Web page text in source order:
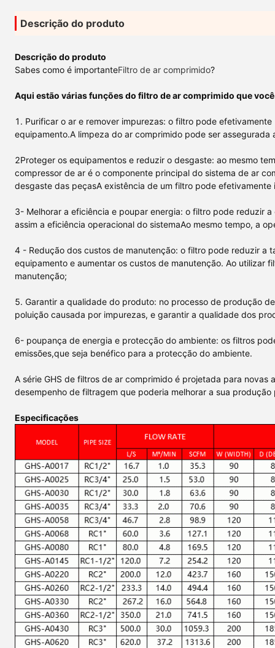
Descrição do produto
Descrição do produto
Sabes como é importanteFiltro de ar comprimido?
Aqui estão várias funções do filtro de ar comprimido que
1. Purificar o ar e remover impurezas: o filtro pode
equipamento.A limpeza do ar comprimido pode ser
2Proteger os equipamentos e reduzir o desgaste: ao mesmo
compressor de ar é o componente principal do sistema de ar
desgaste das peçasA existência de um filtro pode
3- Melhorar a eficiência e poupar energia: o filtro pode reduzir
assim a eficiência operacional do sistemaAo mesmo tempo, a
4 - Redução dos custos de manutenção: o filtro pode reduzir a
equipamento e aumentar os custos de manutenção. Ao utilizar
manutenção;
5. Garantir a qualidade do produto: no processo de produção
poluição causada por impurezas, e garantir a qualidade dos
6- poupança de energia e protecção do ambiente: os filtros
emissões,que seja benéfico para a protecção do ambiente.
A série GHS de filtros de ar comprimido é projetada para
desempenho de filtragem que poderia melhorar a sua
Especificações